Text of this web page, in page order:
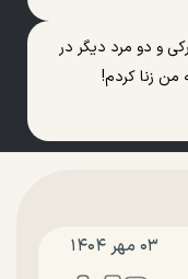
و دو مرد دیگر در
من زنا کردم!
۰۳ مهر ۱۴۰۴